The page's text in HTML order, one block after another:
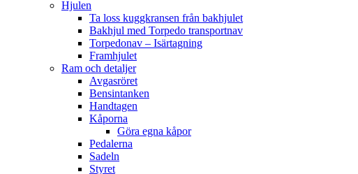
Hjulen
Ta loss kuggkransen från bakhjulet
Bakhjul med Torpedo transportnav
Torpedonav – Isärtagning
Framhjulet
Ram och detaljer
Avgasröret
Bensintanken
Handtagen
Kåporna
Göra egna kåpor
Pedalerna
Sadeln
Styret